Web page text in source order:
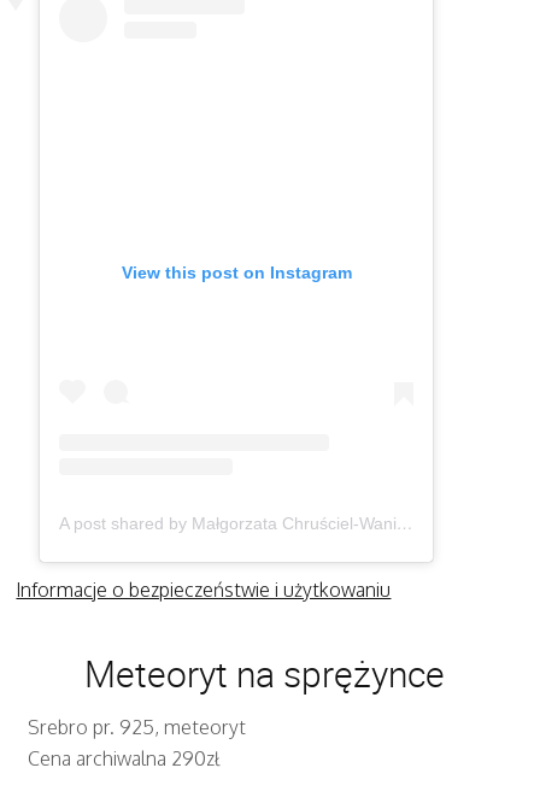
View this post on Instagram
A post shared by Małgorzata Chruściel-Waniek (@gosiawaniek)
Informacje o bezpieczeństwie i użytkowaniu
Meteoryt na sprężynce
Srebro pr. 925, meteoryt
Cena archiwalna 290zł